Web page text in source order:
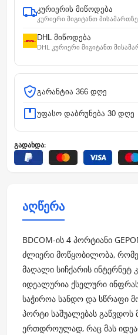
კურიერის მიწოდება
კურიერი მიგიტანთ მისამართზე
DHL მიწოდება
DHL კურიერი მიგიტანთ
გარანტია 366 დღე
უფასო დაბრუნება 30 დღე
გადახდა:
აღწერა
BDCOM-ის 4 პორტიანი
ძლიერი მოწყობილობა,
მაღალი სიჩქარის ინტერნეტ
იდეალურია ქსელური
საჭიროა სანდო და სწრაფი
პორტი საშუალებას
ერთდროულად, რაც მას